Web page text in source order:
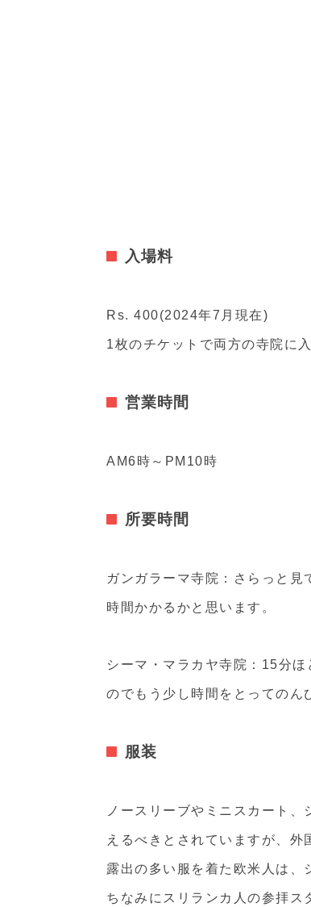
入場料
Rs. 400(2024年7月現在)
1枚のチケットで両方の寺院に
営業時間
AM6時～PM10時
所要時間
ガンガラーマ寺院：さらっと
時間かかるかと思います。
シーマ・マラカヤ寺院：15分
のでもう少し時間をとってのん
服装
ノースリーブやミニスカート
えるべきとされていますが、外
露出の多い服を着た欧米人は、
ちなみにスリランカ人の参拝ス